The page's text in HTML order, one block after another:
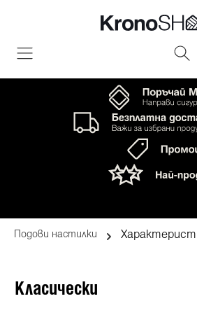
съдържание
Подови настилки
Класически